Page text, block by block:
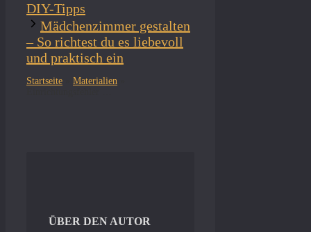
DIY-Tipps
Mädchenzimmer gestalten
– So richtest du es liebevoll
und praktisch ein
Startseite Materialien
ÜBER DEN AUTOR